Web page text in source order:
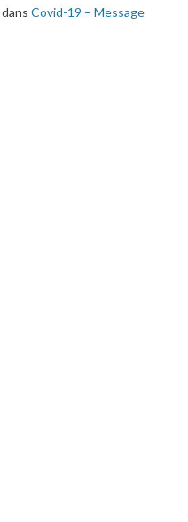
dans Covid-19 – Message